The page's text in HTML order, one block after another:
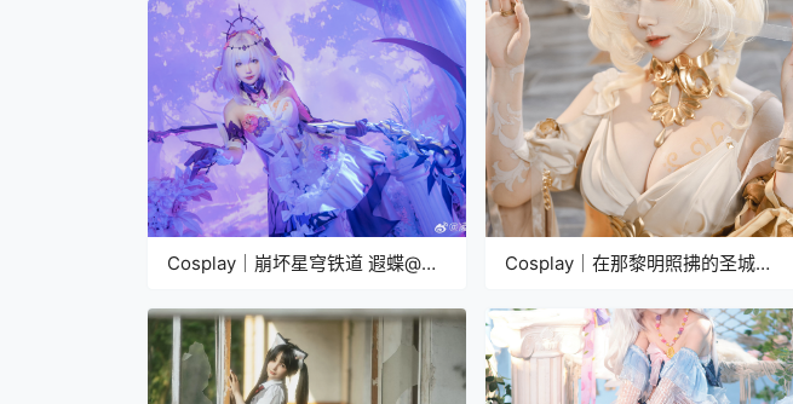
Cosplay｜崩坏星穹铁道 遐蝶@凌
Cosplay｜在那黎明照拂的圣城，